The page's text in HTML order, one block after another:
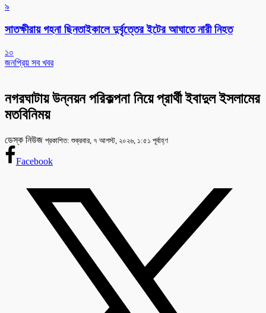
৯
সাতক্ষীরায় গহনা ছিনতাইকালে দুর্বৃত্তের ইটের আঘাতে নারী নিহত
১০
জনপ্রিয় সব খবর
নগরঘাটায় উন্নয়ন পরিকল্পনা নিয়ে প্রার্থী ইবাদুল ইসলামের
মতবিনিময়
ডেস্ক নিউজ প্রকাশিত: শুক্রবার, ৭ আগস্ট, ২০২৬, ১:৫১ পূর্বাহ্ণ
Facebook